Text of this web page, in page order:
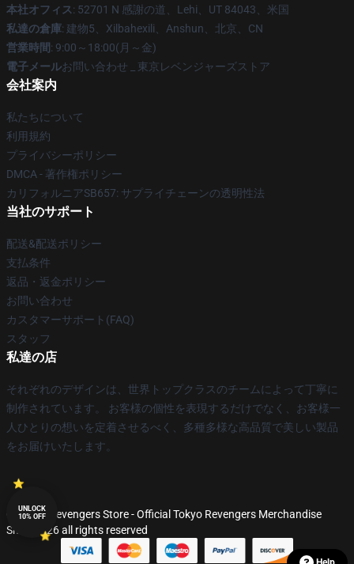
本社オフィス: 52701 N 感謝の道、Lehi、UT 84043、米国
私達の倉庫: 建物5、Xilbahexili、Anshun、北京、CN
営業時間: 9:00～18:00(月～金)
電子メールお問い合わせ _ 東京レベンジャーズストア
会社案内
私たちについて
利用規約
プライバシーポリシー
DMCA - 著作権ポリシー
カリフォルニアSB657: サプライチェーンの透明性法
当社のサポート
配送&配送ポリシー
支払条件
返品・返金ポリシー
お問い合わせ
カスタマーサポート(FAQ)
スタッフ
私達の店
それぞれのデザインは、世界トップクラスのチームによって丁寧に
制作されています。 お客様の個性を表現するだけでなく、お客様一
人ひとりの想いを定着させるべく、多種多様な高品質で美しい製品
をお届けいたします。
© Tokyo Revengers Store - Official Tokyo Revengers Merchandise
Shop 2026 all rights reserved
UNLOCK
10% OFF